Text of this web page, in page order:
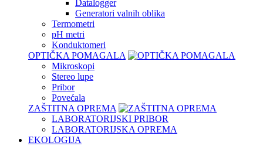
Datalogger
Generatori valnih oblika
Termometri
pH metri
Konduktomeri
OPTIČKA POMAGALA
Mikroskopi
Stereo lupe
Pribor
Povećala
ZAŠTITNA OPREMA
LABORATORIJSKI PRIBOR
LABORATORIJSKA OPREMA
EKOLOGIJA